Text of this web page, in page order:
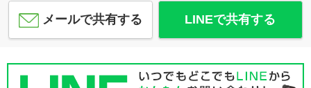
メールで共有する LINEで共有する